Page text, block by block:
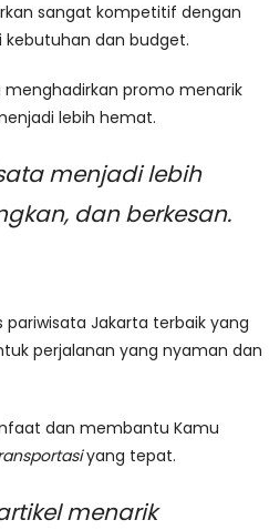
sangat kompetitif dengan
kebutuhan dan budget.
menghadirkan promo menarik
lebih hemat.
menjadi lebih
dan berkesan.
pariwisata Jakarta terbaik yang
perjalanan yang nyaman dan
dan membantu Kamu
yang tepat.
menarik